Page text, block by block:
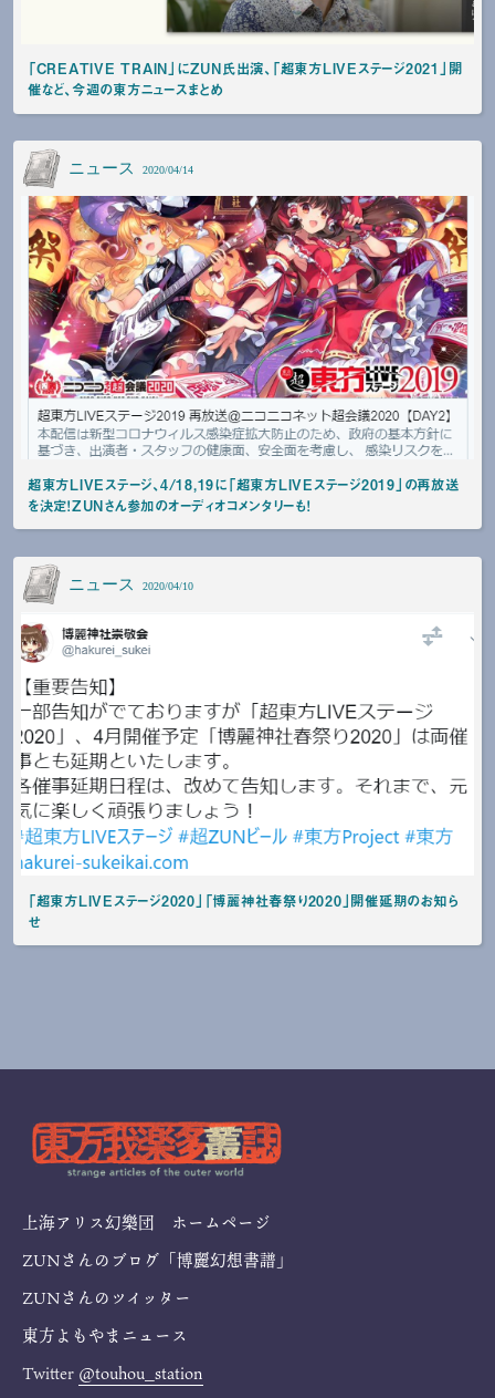
「CREATIVE TRAIN」にZUN氏出演、「超東方LIVEステージ2021」開
催など、今週の東方ニュースまとめ
ニュース 2020/04/14
超東方LIVEステージ、4/18,19に「超東方LIVEステージ2019」の再放送
を決定！ZUNさん参加のオーディオコメンタリーも！
ニュース 2020/04/10
「超東方LIVEステージ2020」「博麗神社春祭り2020」開催延期のお知ら
せ
上海アリス幻樂団 ホームページ
ZUNさんのブログ「博麗幻想書譜」
ZUNさんのツイッター
東方よもやまニュース
Twitter @touhou_station